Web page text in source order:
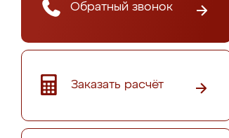
Обратный звонок
Заказать расчёт